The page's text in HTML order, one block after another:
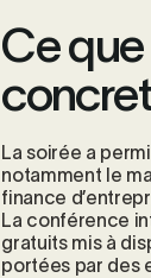
Ce
La soirée a
notamment le
finance
La conférence
gratuits mis à
portées par des